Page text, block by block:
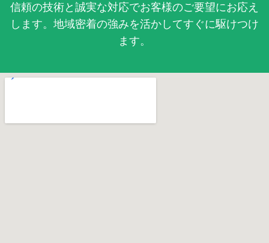
信頼の技術と誠実な対応でお客様のご要望にお応え
します。地域密着の強みを活かしてすぐに駆けつけ
ます。